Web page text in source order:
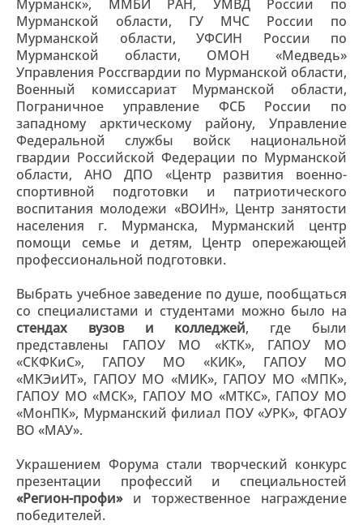
Мурманск», ММБИ РАН, УМВД России по
Мурманской области, ГУ МЧС России по
Мурманской области, УФСИН России по
Мурманской области, ОМОН «Медведь»
Управления Россгвардии по Мурманской области,
Военный комиссариат Мурманской области,
Пограничное управление ФСБ России по
западному арктическому району, Управление
Федеральной службы войск национальной
гвардии Российской Федерации по Мурманской
области, АНО ДПО «Центр развития военно-
спортивной подготовки и патриотического
воспитания молодежи «ВОИН», Центр занятости
населения г. Мурманска, Мурманский центр
помощи семье и детям, Центр опережающей
профессиональной подготовки.
Выбрать учебное заведение по душе, пообщаться
со специалистами и студентами можно было на
стендах вузов и колледжей, где были
представлены ГАПОУ МО «КТК», ГАПОУ МО
«СКФКиС», ГАПОУ МО «КИК», ГАПОУ МО
«МКЭиИТ», ГАПОУ МО «МИК», ГАПОУ МО «МПК»,
ГАПОУ МО «МСК», ГАПОУ МО «МТКС», ГАПОУ МО
«МонПК», Мурманский филиал ПОУ «УРК», ФГАОУ
ВО «МАУ».
Украшением Форума стали творческий конкурс
презентации профессий и специальностей
«Регион-профи»и торжественное награждение
победителей.